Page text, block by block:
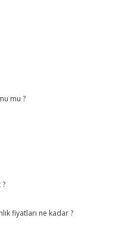
mu ?
fiyatları ne kadar ?